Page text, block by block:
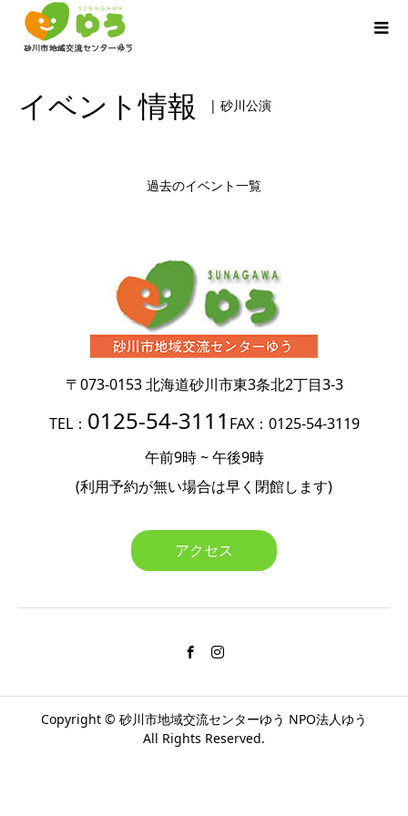
イベント情報 | 砂川公演
過去のイベント一覧
〒073-0153北海道砂川市東3条北2丁目3-3
TEL： 0125-54-3111 FAX：0125-54-3119
午前9時 ~ 午後9時
(利用予約が無い場合は早く閉館します)
アクセス
Copyright © 砂川市地域交流センターゆう NPO法人ゆう
All Rights Reserved.